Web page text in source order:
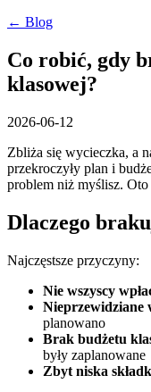
← Blog
Co robić, gdy
klasowej?
2026-06-12
Zbliża się wycieczka, a
przekroczyły plan i
problem niż myślisz.
Dlaczego
Najczęstsze przyczyny:
Nie wszyscy
Nieprzewidziane
planowano
Brak budżetu
były zaplanowane
Zbyt niska